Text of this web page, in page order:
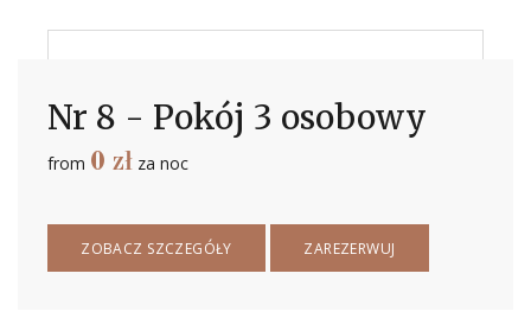
from 0 zł za noc
Nr 8 - Pokój 3 osobowy
ZOBACZ SZCZEGÓŁY ZAREZERWUJ